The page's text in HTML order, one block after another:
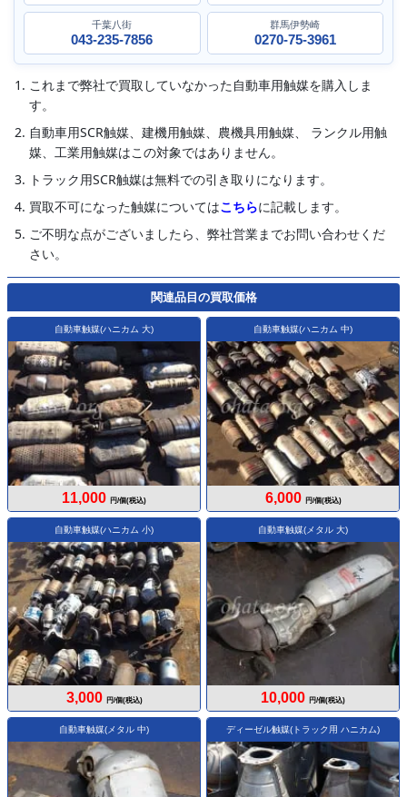
千葉八街
043-235-7856
群馬伊勢崎
0270-75-3961
これまで弊社で買取していなかった自動車用触媒を購入しま
す。
自動車用SCR触媒、建機用触媒、農機具用触媒、 ランクル用触
媒、工業用触媒はこの対象ではありません。
トラック用SCR触媒は無料での引き取りになります。
買取不可になった触媒についてはこちらに記載します。
ご不明な点がございましたら、弊社営業までお問い合わせくだ
さい。
関連品目の買取価格
自動車触媒(ハニカム 大)
11,000 円/個(税込)
自動車触媒(ハニカム 中)
6,000 円/個(税込)
自動車触媒(ハニカム 小)
3,000 円/個(税込)
自動車触媒(メタル 大)
10,000 円/個(税込)
自動車触媒(メタル 中) ディーゼル触媒(トラック用 ハニカム)